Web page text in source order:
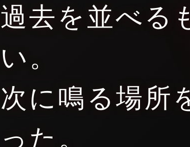
過去を並べる
い。
次に鳴る場所
った。